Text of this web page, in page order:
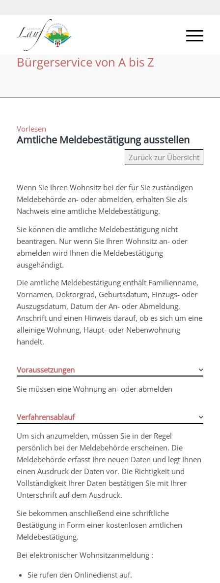
Bürgerservice von A bis Z
Vorlesen
Amtliche Meldebestätigung ausstellen
Zurück zur Übersicht
Wenn Sie Ihren Wohnsitz bei der für Sie zuständigen
Meldebehörde an- oder abmelden, erhalten Sie als
Nachweis eine amtliche Meldebestätigung.
Sie können die amtliche Meldebestätigung nicht
beantragen. Nur wenn Sie Ihren Wohnsitz an- oder
abmelden wird Ihnen die Meldebestätigung
ausgehändigt.
Die amtliche Meldebestätigung enthält Familienname,
Vornamen, Doktorgrad, Geburtsdatum, Einzugs- oder
Auszugsdatum, Datum der An- oder Abmeldung,
Anschrift und einen Hinweis darauf, ob es sich um eine
alleinige Wohnung, Haupt- oder Nebenwohnung
handelt.
Voraussetzungen
Sie müssen eine Wohnung an- oder abmelden
Verfahrensablauf
Um sich anzumelden, müssen Sie in der Regel
persönlich bei der Meldebehörde erscheinen. Die
Meldebehörde erfasst Ihre neuen Daten und legt Ihnen
einen Ausdruck der Daten vor. Die Richtigkeit und
Vollständigkeit Ihrer Daten bestätigen Sie mit Ihrer
Unterschrift auf dem Ausdruck.
Sie bekommen anschließend eine schriftliche
Bestätigung in Form einer kostenlosen amtlichen
Meldebestätigung.
Bei elektronischer Wohnsitzanmeldung :
Sie rufen den Onlinedienst auf.